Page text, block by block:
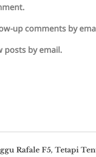
up comments by
posts by email.
Rafale F5, Tetapi